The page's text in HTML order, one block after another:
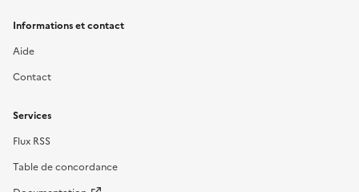
Informations et contact
Aide
Contact
Services
Flux RSS
Table de concordance